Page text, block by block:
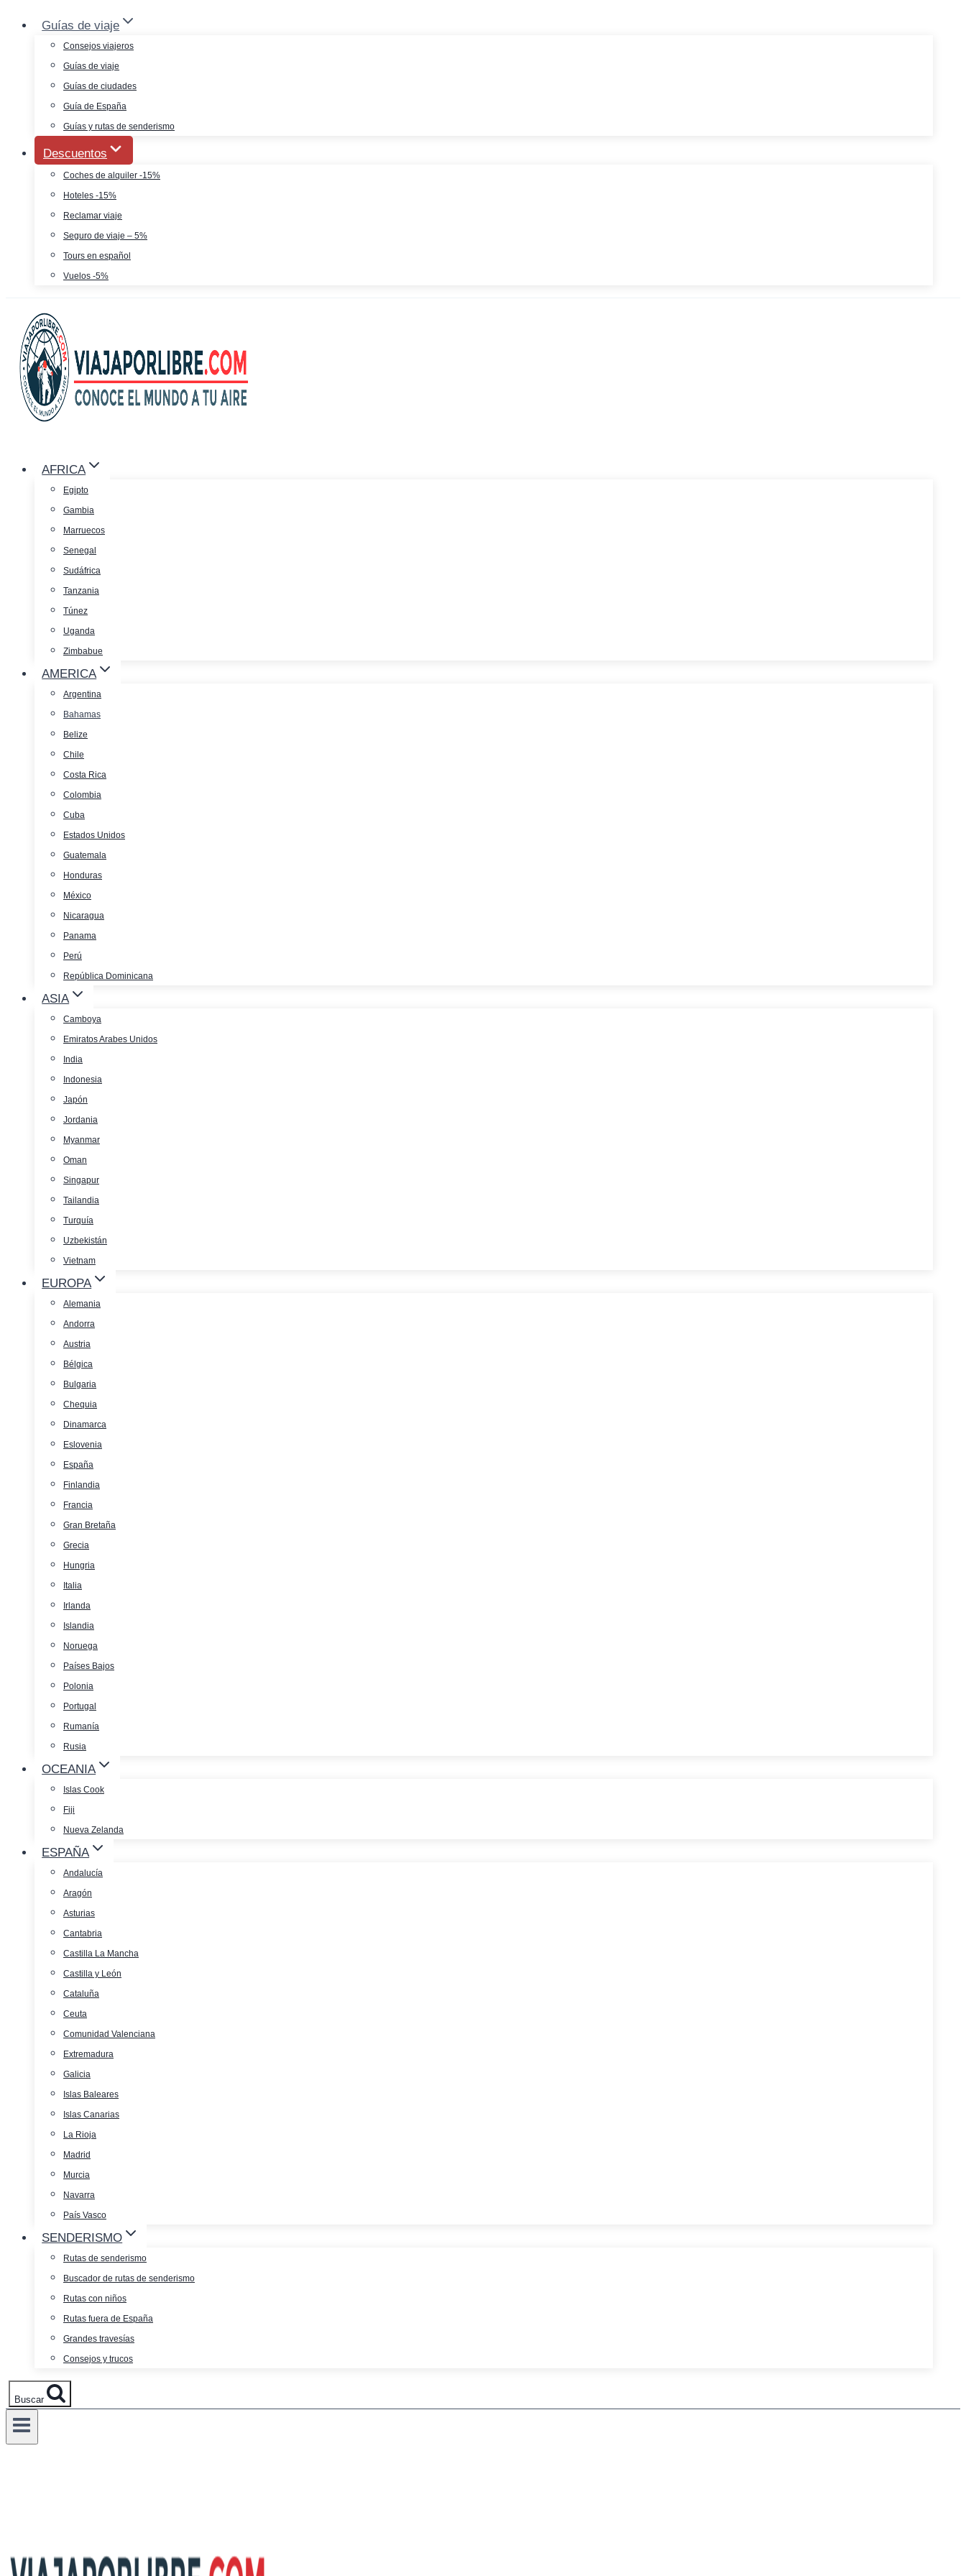
Saltar
contenido
Guías de viaje
Consejos viajeros
Guías de viaje
Guías de ciudades
Guía de España
Guías y rutas de senderismo
Descuentos
Coches de alquiler -15%
Hoteles -15%
Reclamar viaje
Seguro de viaje – 5%
Tours en español
Vuelos -5%
AFRICA
Egipto
Gambia
Marruecos
Senegal
Sudáfrica
Tanzania
Túnez
Uganda
Zimbabue
AMERICA
Argentina
Bahamas
Belize
Chile
Costa Rica
Colombia
Cuba
Estados Unidos
Guatemala
Honduras
México
Nicaragua
Panama
Perú
República Dominicana
ASIA
Camboya
Emiratos Arabes Unidos
India
Indonesia
Japón
Jordania
Myanmar
Oman
Singapur
Tailandia
Turquía
Uzbekistán
Vietnam
EUROPA
Alemania
Andorra
Austria
Bélgica
Bulgaria
Chequia
Dinamarca
Eslovenia
España
Finlandia
Francia
Gran Bretaña
Grecia
Hungria
Italia
Irlanda
Islandia
Noruega
Países Bajos
Polonia
Portugal
Rumanía
Rusia
OCEANIA
Islas Cook
Fiji
Nueva Zelanda
ESPAÑA
Andalucía
Aragón
Asturias
Cantabria
Castilla La Mancha
Castilla y León
Cataluña
Ceuta
Comunidad Valenciana
Extremadura
Galicia
Islas Baleares
Islas Canarias
La Rioja
Madrid
Murcia
Navarra
País Vasco
SENDERISMO
Rutas de senderismo
Buscador de rutas de senderismo
Rutas con niños
Rutas fuera de España
Grandes travesías
Consejos y trucos
Buscar